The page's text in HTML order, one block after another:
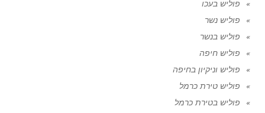
פוליש בעכו
פוליש נשר
פוליש בנשר
פוליש חיפה
פוליש וניקיון בחיפה
פוליש טירת כרמל
פוליש בטירת כרמל